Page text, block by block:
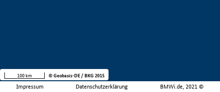
Impressum Datenschutzerklärung BMWi.de, 2021 ©
100 km © Geobasis-DE / BKG 2015